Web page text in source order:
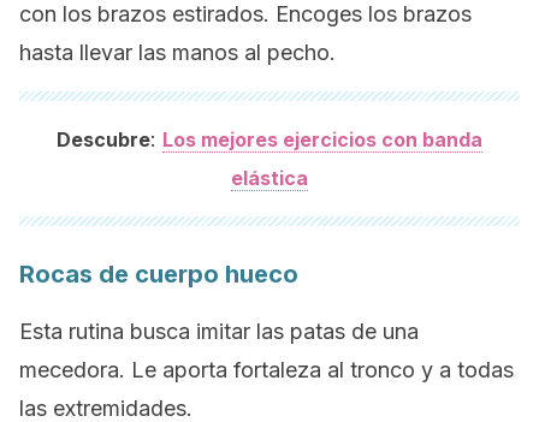
con los brazos estirados. Encoges los brazos
hasta llevar las manos al pecho.
Descubre: Los mejores ejercicios con banda
elástica
Rocas de cuerpo hueco
Esta rutina busca imitar las patas de una
mecedora. Le aporta fortaleza al tronco y a todas
las extremidades.